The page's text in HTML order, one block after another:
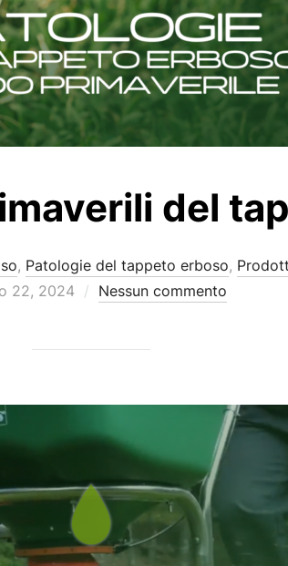
del
, Patologie del tappeto erboso,
22, 2024 Nessun commento